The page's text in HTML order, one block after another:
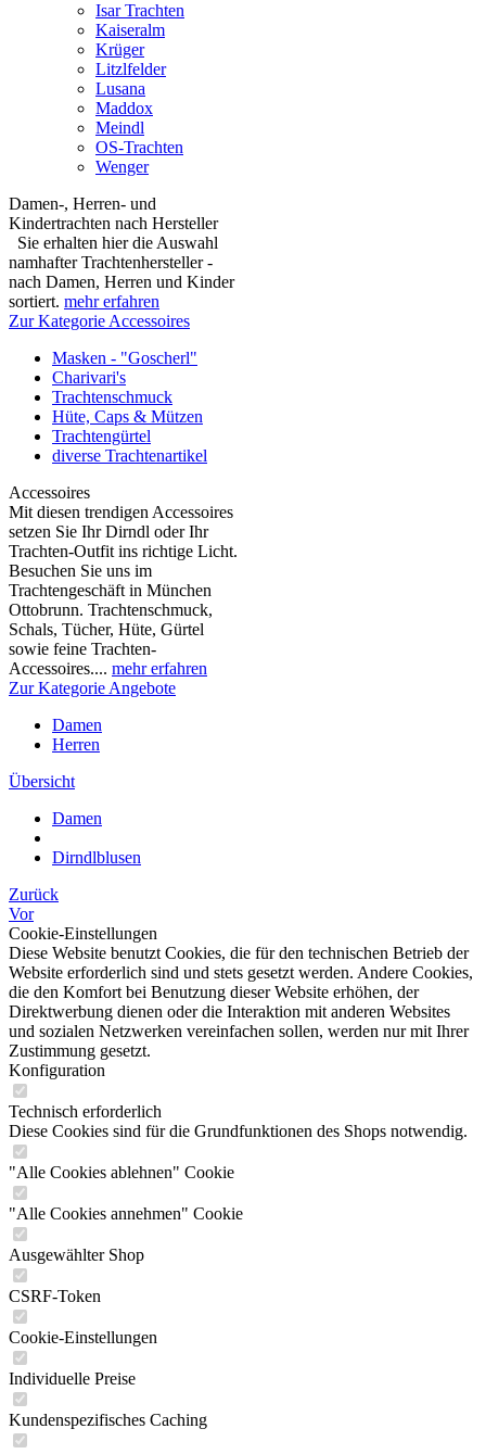
Isar Trachten
Kaiseralm
Krüger
Litzlfelder
Lusana
Maddox
Meindl
OS-Trachten
Wenger
Damen-, Herren- und
Kindertrachten nach Hersteller
Sie erhalten hier die Auswahl
namhafter Trachtenhersteller -
nach Damen, Herren und Kinder
sortiert. mehr erfahren
Zur Kategorie Accessoires
Masken - "Goscherl"
Charivari's
Trachtenschmuck
Hüte, Caps & Mützen
Trachtengürtel
diverse Trachtenartikel
Accessoires
Mit diesen trendigen Accessoires
setzen Sie Ihr Dirndl oder Ihr
Trachten-Outfit ins richtige Licht.
Besuchen Sie uns im
Trachtengeschäft in München
Ottobrunn. Trachtenschmuck,
Schals, Tücher, Hüte, Gürtel
sowie feine Trachten-
Accessoires.... mehr erfahren
Zur Kategorie Angebote
Damen
Herren
Übersicht
Damen
Dirndlblusen
Zurück
Vor
Cookie-Einstellungen
Diese Website benutzt Cookies, die für den technischen Betrieb der
Website erforderlich sind und stets gesetzt werden. Andere Cookies,
die den Komfort bei Benutzung dieser Website erhöhen, der
Direktwerbung dienen oder die Interaktion mit anderen Websites
und sozialen Netzwerken vereinfachen sollen, werden nur mit Ihrer
Zustimmung gesetzt.
Konfiguration
Technisch erforderlich
Diese Cookies sind für die Grundfunktionen des Shops notwendig.
"Alle Cookies ablehnen" Cookie
"Alle Cookies annehmen" Cookie
Ausgewählter Shop
CSRF-Token
Cookie-Einstellungen
Individuelle Preise
Kundenspezifisches Caching